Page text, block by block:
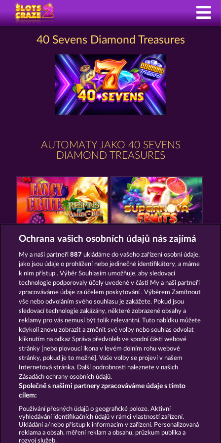
40 Sevens Diamond Treasures
AUTOMATY JAKO 40 SEVENS
DIAMOND TREASURES
FANCY FRUITS ROAR
ROYAL SEVEN
Podmínky Prohlášení o ochraně údajů
Kontakt Společnost Časté dotazy
Facebook
Podat Žádost o Odstoupení
Ochrana vašich osobních údajů nás zajímá
My a naši partneři887 ukládáme do vašeho zařízení osobní údaje,
jako jsou údaje o prohlížení nebo jedinečné identifikátory, a máme
k nim přístup . Výběr Souhlasím umožňuje, aby sledovací
technologie podporovaly účely uvedené v části My a naši partneři
zpracováváme údaje za účelem poskytování . Výběrem Zamítnout
vše nebo odvoláním svého souhlasu je zakážete. Pokud jsou
sledovací technologie zakázány, některé zobrazené obsahy a
reklamy pro vás nemusí být tolik relevantní. Tuto nabídku můžete
kdykoli znovu zobrazit a změnit své volby nebo souhlas odvolat
kliknutím na odkaz Správa předvoleb ve spodní části webové
stránky [nebo plovoucí ikona v levém dolním rohu webové
stránky, pokud je to možné]. Vaše volby se projeví v našem
Internetová stránka. Další podrobnosti naleznete v našich
Zásadách ochrany osobních údajů.
Společně s našimi partnery zpracováváme údaje s tímto
cílem:
Používání přesných údajů o geografické poloze. Aktivní
vyhledávání identifikačních údajů v rámci vlastností zařízení.
Ukládání a/nebo přístup k informacím v zařízení. Personalizovaná
reklama a obsah, měření reklam a obsahu, průzkum publika a
rozvoj služeb.